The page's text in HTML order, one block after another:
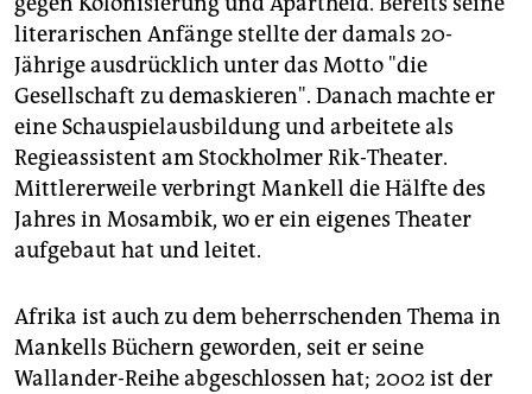
literarischen Anfänge stellte der damals 20-
Jährige ausdrücklich unter das Motto "die
Gesellschaft zu demaskieren". Danach machte er
eine Schauspielausbildung und arbeitete als
Regieassistent am Stockholmer Rik-Theater.
Mittlererweile verbringt Mankell die Hälfte des
Jahres in Mosambik, wo er ein eigenes Theater
aufgebaut hat und leitet.
Afrika ist auch zu dem beherrschenden Thema in
Mankells Büchern geworden, seit er seine
Wallander-Reihe abgeschlossen hat; 2002 ist der